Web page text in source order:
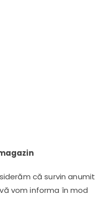
că survin
vom informa în mod